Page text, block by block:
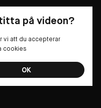
på videon?
vi att du accepterar
cookies
OK